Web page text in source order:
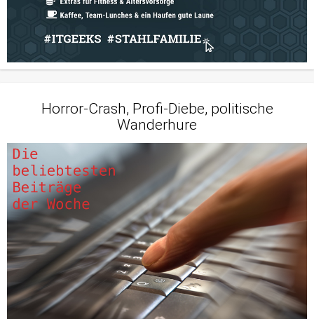
Horror-Crash, Profi-Diebe, politische
Wanderhure